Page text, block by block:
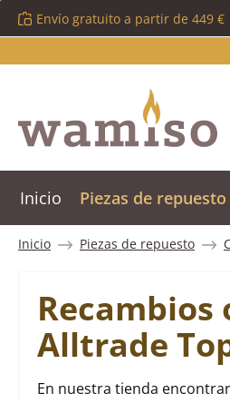
al contenido principal
Saltar a la búsqueda
Saltar a la navegación
Envío gratuito a partir de 449 €
Inicio Piezas de repuesto
Inicio Piezas de repuesto
Alltrade
En nuestra tienda